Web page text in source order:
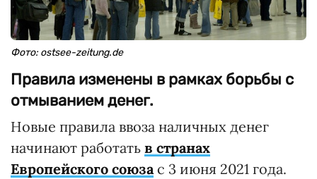
Фото: ostsee-zeitung.de
Правила изменены в рамках борьбы с
отмыванием денег.
Новые правила ввоза наличных денег
начинают работать в странах
Европейского союзас 3 июня 2021 года.